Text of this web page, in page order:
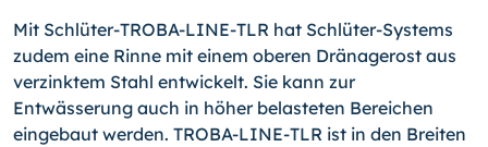
Mit Schlüter-TROBA-LINE-TLR hat Schlüter-Systems
zudem eine Rinne mit einem oberen Dränagerost aus
verzinktem Stahl entwickelt. Sie kann zur
Entwässerung auch in höher belasteten Bereichen
eingebaut werden. TROBA-LINE-TLR ist in den Breiten